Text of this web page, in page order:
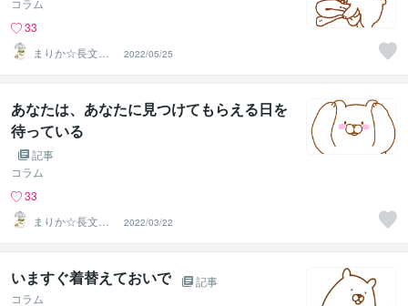
コラム
33
まりか☆長文歓
迎！HSPの休憩
所
2022/05/25
あなたは、あなたに見つけてもらえる日を
待っている
記事
コラム
33
まりか☆長文歓
迎！HSPの休憩
所
2022/03/22
いますぐ着替えておいで
記事
コラム